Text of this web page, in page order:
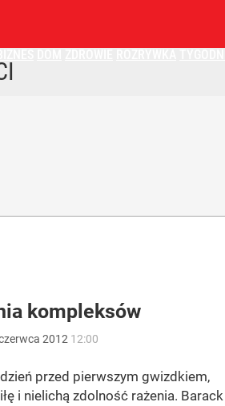
kompleksów
2012 12:00
przed pierwszym gwizdkiem,
i nielichą zdolność rażenia. Barack